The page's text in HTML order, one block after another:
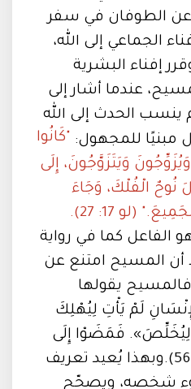
الطوفان في سفر
الجماعي إلى الله،
إفناء البشرية
عندما أشار إلى
ينسب الحدث إلى الله
مبنيًا للمجهول: "كَانُوا
وَيَتَزَوَّجُونَ، إِلَى
نُوحٌ الْفُلْكَ، وَجَاءَ
(لو 17: 27).
هو الفاعل كما في رواية
أن المسيح امتنع عن
يقولها
لَمْ يَأْتِ لِيُهْلِكَ
لِيُخَلِّصَ». فَمَضَوْا إِلَى
قَرْيَةٍ أُخْرَى." (لو 9: 56).وبهذا يُعيد تعريف
شخصه، ويصحّح